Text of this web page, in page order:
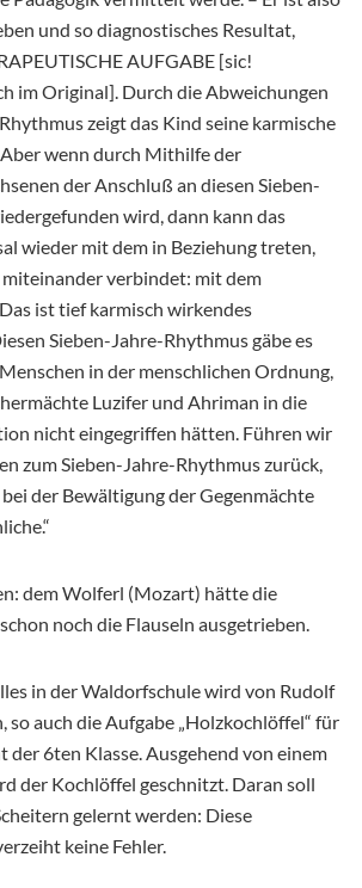
und so diagnostisches Resultat,
AUFGABE [sic!
im Original]. Durch die Abweichungen
zeigt das Kind seine karmische
wenn durch Mithilfe der
der Anschluß an diesen Sieben-
wird, dann kann das
wieder mit dem in Beziehung treten,
verbindet: mit dem
ist tief karmisch wirkendes
Sieben-Jahre-Rhythmus gäbe es
in der menschlichen Ordnung,
Luzifer und Ahriman in die
nicht eingegriffen hätten. Führen wir
zum Sieben-Jahre-Rhythmus zurück,
der Bewältigung der Gegenmächte
dem Wolferl (Mozart) hätte die
noch die Flauseln ausgetrieben.
in der Waldorfschule wird von Rudolf
so auch die Aufgabe „Holzkochlöffel“ für
6ten Klasse. Ausgehend von einem
der Kochlöffel geschnitzt. Daran soll
gelernt werden: Diese
keine Fehler.